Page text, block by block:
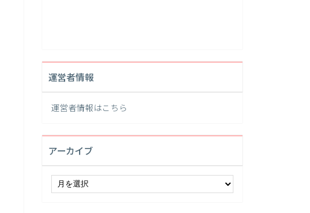
運営者情報
運営者情報はこちら
アーカイブ